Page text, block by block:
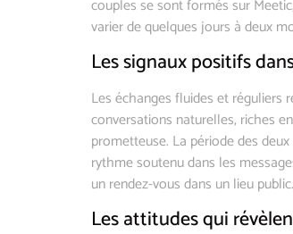
couples se sont formés sur
varier de quelques jours à deux
Les signaux positifs
Les échanges fluides et réguliers
conversations naturelles, riches
prometteuse. La période des
rythme soutenu dans les
un rendez-vous dans un lieu public.
Les attitudes qui